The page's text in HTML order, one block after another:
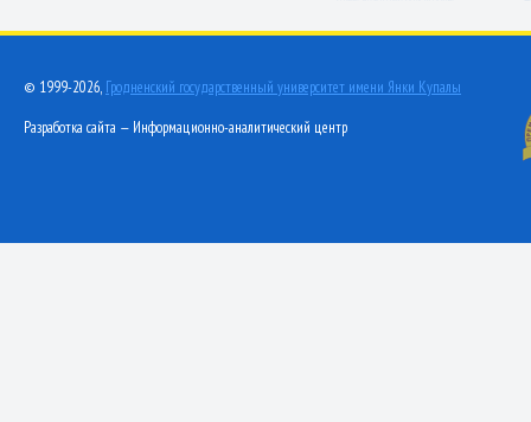
© 1999-2026, Гродненский государственный университет имени Янки Купалы
Разработка сайта — Информационно-аналитический центр